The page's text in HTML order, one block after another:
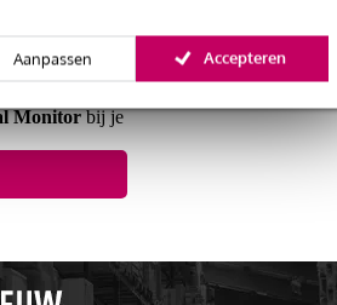
Aanpassen Accepteren
Monitorbij je